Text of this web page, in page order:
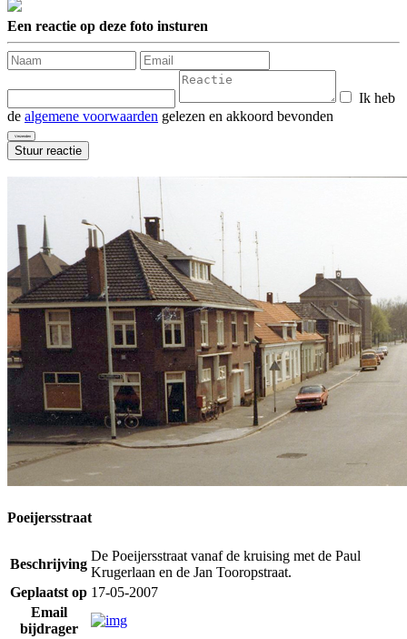
Een reactie op deze foto insturen
Ik heb
de algemene voorwaarden gelezen en akkoord bevonden
Poeijersstraat
Beschrijving
De Poeijersstraat vanaf de kruising met de Paul
Krugerlaan en de Jan Tooropstraat.
Geplaatst op 17-05-2007
Email
bijdrager